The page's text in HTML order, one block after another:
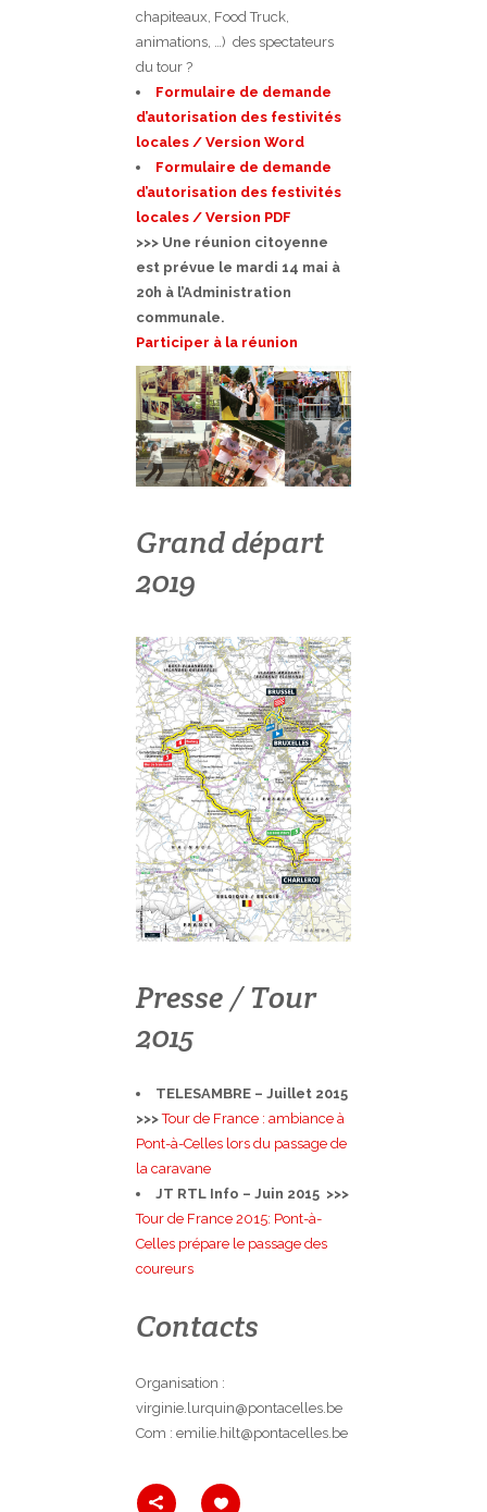
chapiteaux, Food Truck,
animations, …) des spectateurs
du tour ?
Formulaire de demande
d’autorisation des festivités
locales / Version Word
Formulaire de demande
d’autorisation des festivités
locales / Version PDF
>>> Une réunion citoyenne
est prévue le mardi 14 mai à
20h à l’Administration
communale.
Participer à la réunion
Grand départ
2019
Presse / Tour
2015
TELESAMBRE – Juillet 2015
>>> Tour de France : ambiance à
Pont-à-Celles lors du passage de
la caravane
JT RTL Info – Juin 2015 >>>
Tour de France 2015: Pont-à-
Celles prépare le passage des
coureurs
Contacts
Organisation :
virginie.lurquin@pontacelles.be
Com : emilie.hilt@pontacelles.be